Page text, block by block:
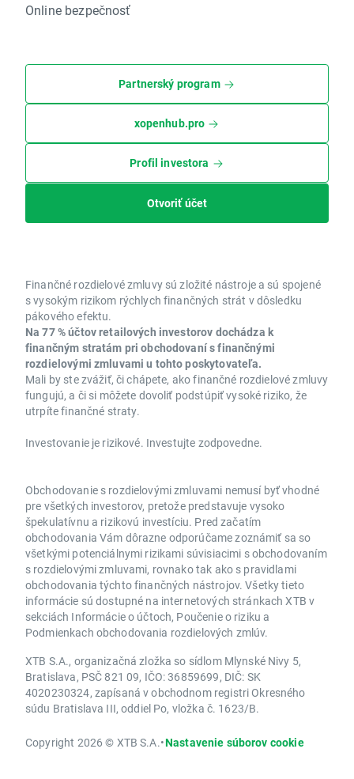
Online bezpečnosť
Partnerský program
xopenhub.pro
Profil investora
Otvoriť účet
Finančné rozdielové zmluvy sú zložité nástroje a sú spojené
s vysokým rizikom rýchlych finančných strát v dôsledku
pákového efektu.
Na 77 % účtov retailových investorov dochádza k
finančným stratám pri obchodovaní s finančnými
rozdielovými zmluvami u tohto poskytovateľa.
Mali by ste zvážiť, či chápete, ako finančné rozdielové zmluvy
fungujú, a či si môžete dovoliť podstúpiť vysoké riziko, že
utrpíte finančné straty.
Investovanie je rizikové. Investujte zodpovedne.
Obchodovanie s rozdielovými zmluvami nemusí byť vhodné
pre všetkých investorov, pretože predstavuje vysoko
špekulatívnu a rizikovú investíciu. Pred začatím
obchodovania Vám dôrazne odporúčame zoznámiť sa so
všetkými potenciálnymi rizikami súvisiacimi s obchodovaním
s rozdielovými zmluvami, rovnako tak ako s pravidlami
obchodovania týchto finančných nástrojov. Všetky tieto
informácie sú dostupné na internetových stránkach XTB v
sekciách Informácie o účtoch, Poučenie o riziku a
Podmienkach obchodovania rozdielových zmlúv.
XTB S.A., organizačná zložka so sídlom Mlynské Nivy 5,
Bratislava, PSČ 821 09, IČO: 36859699, DIČ: SK
4020230324, zapísaná v obchodnom registri Okresného
súdu Bratislava III, oddiel Po, vložka č. 1623/B.
Copyright 2026 © XTB S.A.•Nastavenie súborov cookie